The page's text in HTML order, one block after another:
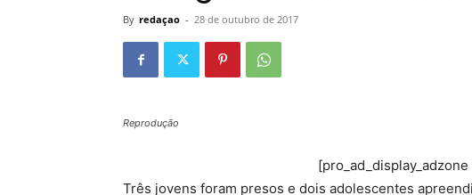
By redaçao - 28 de outubro de 2017
Reprodução
Três jovens foram presos e dois adolescentes